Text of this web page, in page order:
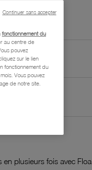
et Garantie
en plusieurs fois avec Floa
fonctionnement du
au centre de
pouvez
sur le lien
fonctionnement du
Vous pouvez
de notre site.
Continuer sans accepter